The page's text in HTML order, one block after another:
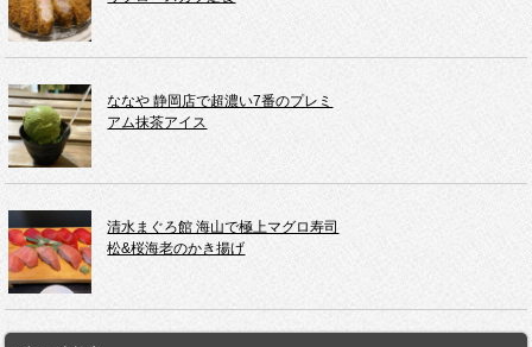
ななや 静岡店で超濃い7番のプレミ
アム抹茶アイス
清水まぐろ館 海山で極上マグロ寿司
松&桜海老のかき揚げ